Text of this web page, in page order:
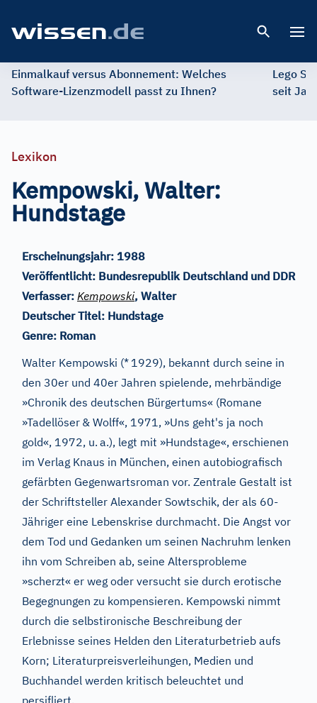
Einmalkauf versus Abonnement: Welches
Software-Lizenzmodell passt zu Ihnen?
Lego
seit
Lexikon
Kempowski, Walter:
Hundstage
Erscheinungsjahr: 1988
Veröffentlicht: Bundesrepublik Deutschland und DDR
Verfasser: Kempowski, Walter
Deutscher Titel: Hundstage
Genre: Roman
Walter Kempowski (* 1929), bekannt durch seine in
den 30er und 40er Jahren spielende, mehrbändige
»Chronik des deutschen Bürgertums« (Romane
»Tadellöser & Wolff«, 1971, »Uns geht's ja noch
gold«, 1972, u. a.), legt mit »Hundstage«, erschienen
im Verlag Knaus in München, einen autobiografisch
gefärbten Gegenwartsroman vor. Zentrale Gestalt ist
der Schriftsteller Alexander Sowtschik, der als 60-
Jähriger eine Lebenskrise durchmacht. Die Angst vor
dem Tod und Gedanken um seinen Nachruhm lenken
ihn vom Schreiben ab, seine Altersprobleme
»scherzt« er weg oder versucht sie durch erotische
Begegnungen zu kompensieren. Kempowski nimmt
durch die selbstironische Beschreibung der
Erlebnisse seines Helden den Literaturbetrieb aufs
Korn; Literaturpreisverleihungen, Medien und
Buchhandel werden kritisch beleuchtet und
persifliert.